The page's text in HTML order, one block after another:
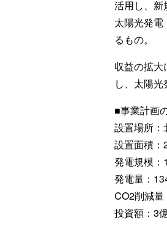
活用し、新
太陽光発
るもの。
収益の拡
し、太陽
■事業計画
設置場所：
設置面積：
発電規模：
発電量：
CO2削減量
投資額：3